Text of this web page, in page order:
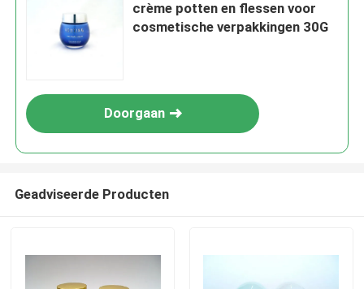
crème potten en flessen voor
cosmetische verpakkingen 30G
Doorgaan
Geadviseerde Producten